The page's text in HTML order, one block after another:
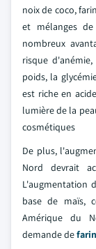
noix de coco,
et mélanges
nombreux
risque
poids, la
est riche en
lumière de la
cosmétiques
De plus,
Nord devrait
L'augmentation
base de maïs,
Amérique du
demande de